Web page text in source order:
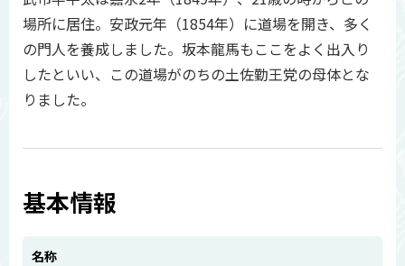
場所に居住。安政元年（1854年）に道場を開き、多く
の門人を養成しました。坂本龍馬もここをよく出入り
したといい、この道場がのちの土佐勤王党の母体とな
りました。
基本情報
名称